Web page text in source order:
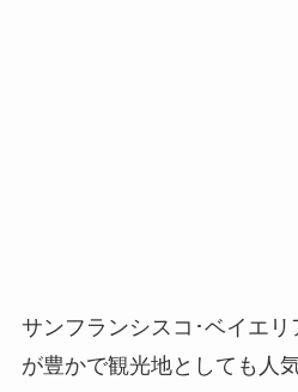
サンフランシスコ･ベイエ
が豊かで観光地としても人